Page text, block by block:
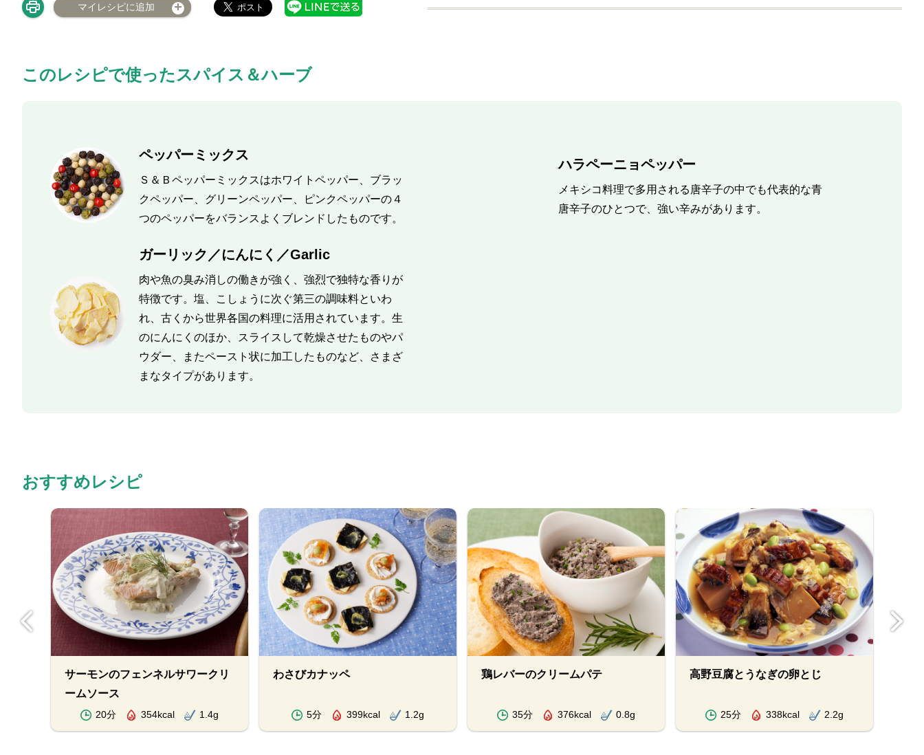
マイレシピに追加
このレシピで使ったスパイス＆ハーブ
ペッパーミックス
Ｓ＆Ｂペッパーミックスはホワイトペッパー、ブラッ
クペッパー、グリーンペッパー、ピンクペッパーの４
つのペッパーをバランスよくブレンドしたものです。
ハラペーニョペッパー
メキシコ料理で多用される唐辛子の中でも代表的な青
唐辛子のひとつで、強い辛みがあります。
ガーリック／にんにく／Garlic
肉や魚の臭み消しの働きが強く、強烈で独特な香りが
特徴です。塩、こしょうに次ぐ第三の調味料といわ
れ、古くから世界各国の料理に活用されています。生
のにんにくのほか、スライスして乾燥させたものやパ
ウダー、またペースト状に加工したものなど、さまざ
まなタイプがあります。
おすすめレシピ
サーモンのフェンネルサワークリ
ームソース
20分 354kcal 1.4g
わさびカナッペ
5分 399kcal 1.2g
鶏レバーのクリームパテ
35分 376kcal 0.8g
高野豆腐とうなぎの卵とじ
25分 338kcal 2.2g